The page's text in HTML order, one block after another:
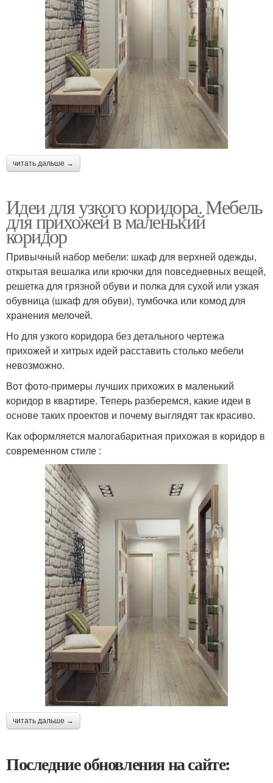
читать дальше →
Идеи для узкого коридора. Мебель
для прихожей в маленький
коридор
Привычный набор мебели: шкаф для верхней одежды,
открытая вешалка или крючки для повседневных вещей,
решетка для грязной обуви и полка для сухой или узкая
обувница (шкаф для обуви), тумбочка или комод для
хранения мелочей.
Но для узкого коридора без детального чертежа
прихожей и хитрых идей расставить столько мебели
невозможно.
Вот фото-примеры лучших прихожих в маленький
коридор в квартире. Теперь разберемся, какие идеи в
основе таких проектов и почему выглядят так красиво.
Как оформляется малогабаритная прихожая в коридор в
современном стиле :
читать дальше →
Последние обновления на сайте: